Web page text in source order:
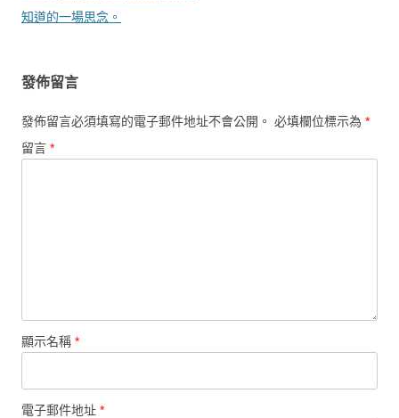
知道的一場思念。
發佈留言
發佈留言必須填寫的電子郵件地址不會公開。 必填欄位標示為 *
留言 *
顯示名稱 *
電子郵件地址 *